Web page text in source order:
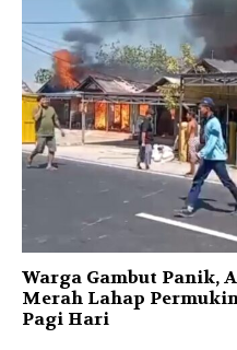
Warga Gambut Panik,
Merah Lahap
Pagi Hari